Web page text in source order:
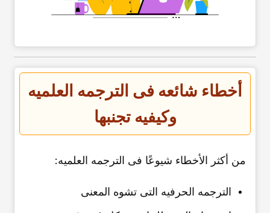
أخطاء شائعه فی الترجمه العلمیه
وکیفیه تجنبها
من أکثر الأخطاء شیوعًا فی الترجمه العلمیه:
الترجمه الحرفیه التی تشوه المعنى